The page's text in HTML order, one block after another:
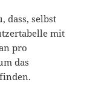
dass, selbst
mit
pro
das